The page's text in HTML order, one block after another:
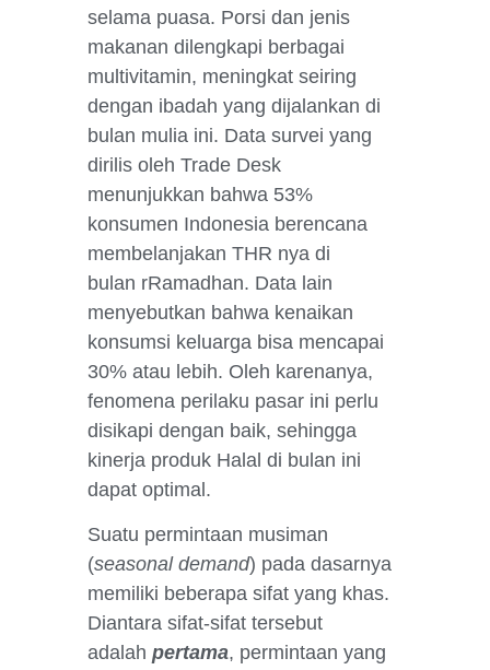
selama puasa. Porsi dan jenis
makanan dilengkapi berbagai
multivitamin, meningkat seiring
dengan ibadah yang dijalankan di
bulan mulia ini. Data survei yang
dirilis oleh Trade Desk
menunjukkan bahwa 53%
konsumen Indonesia berencana
membelanjakan THR nya di
bulan rRamadhan. Data lain
menyebutkan bahwa kenaikan
konsumsi keluarga bisa mencapai
30% atau lebih. Oleh karenanya,
fenomena perilaku pasar ini perlu
disikapi dengan baik, sehingga
kinerja produk Halal di bulan ini
dapat optimal.
Suatu permintaan musiman
(seasonal demand) pada dasarnya
memiliki beberapa sifat yang khas.
Diantara sifat-sifat tersebut
adalah pertama, permintaan yang